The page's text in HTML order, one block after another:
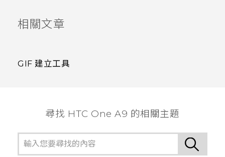
相關文章
GIF 建立工具
尋找 HTC One A9 的相關主題